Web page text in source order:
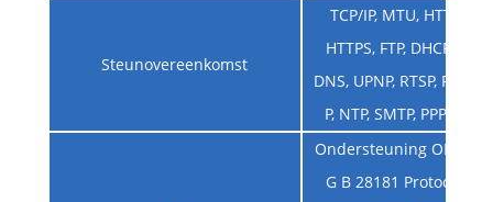
Steunovereenkomst
TCP/IP, MTU, HTTP,
HTTPS, FTP, DHCP, D
DNS, UPNP, RTSP, RT M
P, NTP, SMTP, PPPOE
Ondersteuning ONVIF,
G B 28181 Protocol,